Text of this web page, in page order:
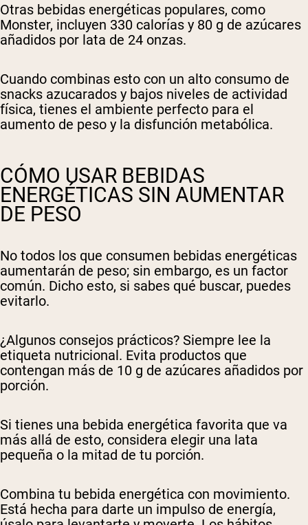
Otras bebidas energéticas populares, como
Monster, incluyen 330 calorías y 80 g de azúcares
añadidos por lata de 24 onzas.
Cuando combinas esto con un alto consumo de
snacks azucarados y bajos niveles de actividad
física, tienes el ambiente perfecto para el
aumento de peso y la disfunción metabólica.
CÓMO USAR BEBIDAS
ENERGÉTICAS SIN AUMENTAR
DE PESO
No todos los que consumen bebidas energéticas
aumentarán de peso; sin embargo, es un factor
común. Dicho esto, si sabes qué buscar, puedes
evitarlo.
¿Algunos consejos prácticos? Siempre lee la
etiqueta nutricional. Evita productos que
contengan más de 10 g de azúcares añadidos por
porción.
Si tienes una bebida energética favorita que va
más allá de esto, considera elegir una lata
pequeña o la mitad de tu porción.
Combina tu bebida energética con movimiento.
Está hecha para darte un impulso de energía,